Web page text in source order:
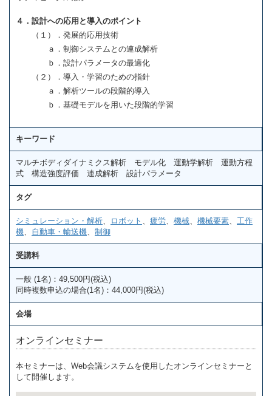
４．設計への応用と導入のポイント
（１）．発展的応用技術
ａ．制御システムとの連成解析
ｂ．設計パラメータの最適化
（２）．導入・学習のための指針
ａ．解析ツールの段階的導入
ｂ．基礎モデルを用いた段階的学習
キーワード
マルチボディダイナミクス解析 モデル化 運動学解析 運動方程
式 構造強度評価 連成解析 設計パラメータ
タグ
シミュレーション・解析 ロボット 疲労 機械 機械要素
工作
機
自動車・輸送機 制御
受講料
一般 (1名)：49,500円(税込)
同時複数申込の場合(1名)：44,000円(税込)
会場
オンラインセミナー
本セミナーは、Web会議システムを使用したオンラインセミナーと
して開催します。